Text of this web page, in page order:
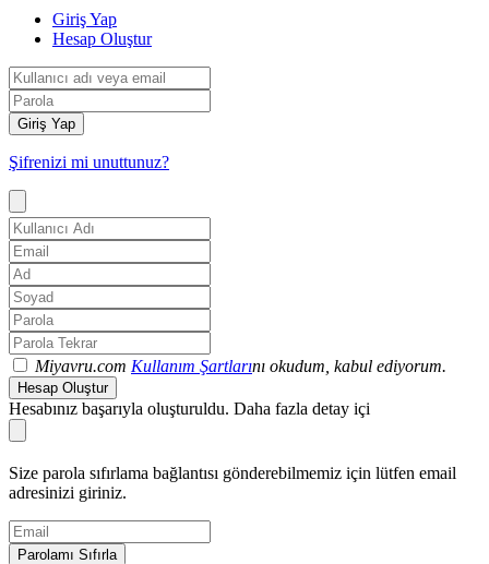
Giriş Yap
Hesap Oluştur
Giriş Yap
Şifrenizi mi unuttunuz?
Miyavru.com Kullanım Şartlarını okudum, kabul ediyorum.
Hesap Oluştur
Hesabınız başarıyla oluşturuldu. Daha fazla detay içi
Size parola sıfırlama bağlantısı gönderebilmemiz için lütfen email
adresinizi giriniz.
Parolamı Sıfırla